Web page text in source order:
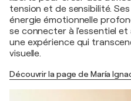
tension et de sensibilité.
énergie émotionnelle
se connecter à l'essentiel
une expérience qui
visuelle.
Découvrir la page de María